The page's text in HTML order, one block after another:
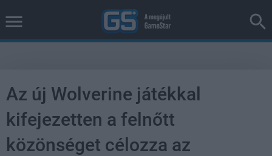
Az új Wolverine játékkal
kifejezetten a felnőtt
közönséget célozza az